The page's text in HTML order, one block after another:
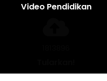
Video Pendidikan